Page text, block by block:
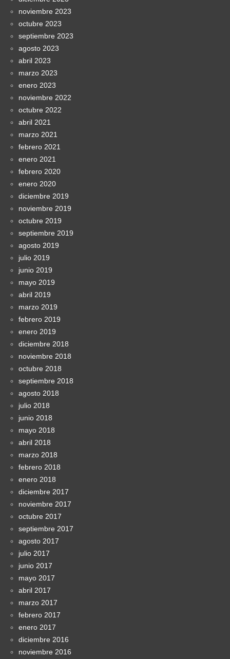
noviembre 2023
octubre 2023
septiembre 2023
agosto 2023
abril 2023
marzo 2023
enero 2023
noviembre 2022
octubre 2022
abril 2021
marzo 2021
febrero 2021
enero 2021
febrero 2020
enero 2020
diciembre 2019
noviembre 2019
octubre 2019
septiembre 2019
agosto 2019
julio 2019
junio 2019
mayo 2019
abril 2019
marzo 2019
febrero 2019
enero 2019
diciembre 2018
noviembre 2018
octubre 2018
septiembre 2018
agosto 2018
julio 2018
junio 2018
mayo 2018
abril 2018
marzo 2018
febrero 2018
enero 2018
diciembre 2017
noviembre 2017
octubre 2017
septiembre 2017
agosto 2017
julio 2017
junio 2017
mayo 2017
abril 2017
marzo 2017
febrero 2017
enero 2017
diciembre 2016
noviembre 2016